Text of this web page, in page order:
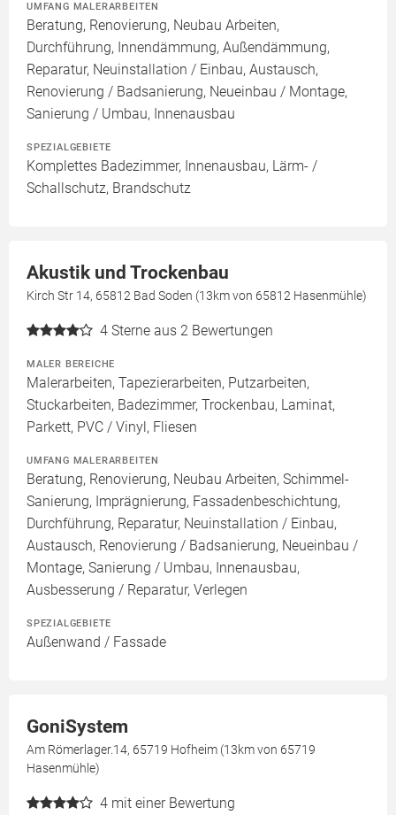
UMFANG MALERARBEITEN
Beratung, Renovierung, Neubau Arbeiten,
Durchführung, Innendämmung, Außendämmung,
Reparatur, Neuinstallation / Einbau, Austausch,
Renovierung / Badsanierung, Neueinbau / Montage,
Sanierung / Umbau, Innenausbau
SPEZIALGEBIETE
Komplettes Badezimmer, Innenausbau, Lärm- /
Schallschutz, Brandschutz
Akustik und Trockenbau
Kirch Str 14, 65812 Bad Soden (13km von 65812 Hasenmühle)
4 Sterne aus 2 Bewertungen
MALER BEREICHE
Malerarbeiten, Tapezierarbeiten, Putzarbeiten,
Stuckarbeiten, Badezimmer, Trockenbau, Laminat,
Parkett, PVC / Vinyl, Fliesen
UMFANG MALERARBEITEN
Beratung, Renovierung, Neubau Arbeiten, Schimmel-
Sanierung, Imprägnierung, Fassadenbeschichtung,
Durchführung, Reparatur, Neuinstallation / Einbau,
Austausch, Renovierung / Badsanierung, Neueinbau /
Montage, Sanierung / Umbau, Innenausbau,
Ausbesserung / Reparatur, Verlegen
SPEZIALGEBIETE
Außenwand / Fassade
GoniSystem
Am Römerlager.14, 65719 Hofheim (13km von 65719
Hasenmühle)
4 mit einer Bewertung